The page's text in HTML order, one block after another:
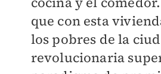
que con esta
los pobres de la
revolucionaria